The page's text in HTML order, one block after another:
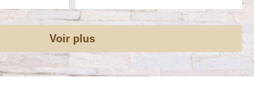
Voir plus